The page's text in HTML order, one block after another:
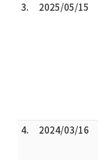
3.
2025/05/15
4.
2024/03/16